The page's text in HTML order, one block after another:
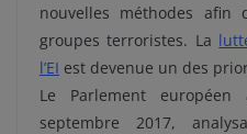
nouvelles méthodes
groupes terroristes. La
l’EI est devenue un des
Le Parlement
septembre 2017,